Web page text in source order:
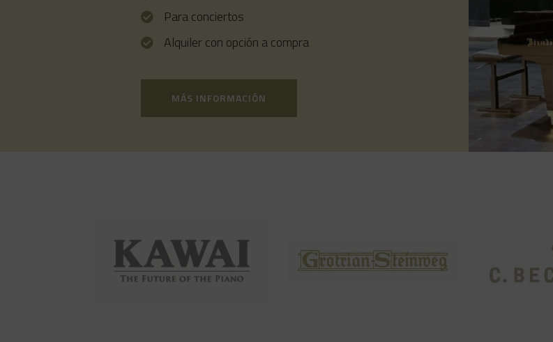
Para conciertos
Alquiler con opción a compra
MÁS INFORMACIÓN